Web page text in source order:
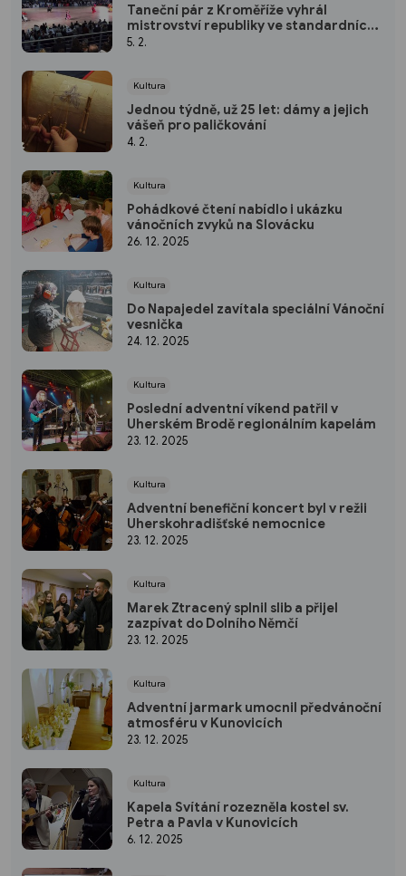
Taneční pár z Kroměříže vyhrál
mistrovství republiky ve standardních
tancích
5. 2.
Kultura
Jednou týdně, už 25 let: dámy a jejich
vášeň pro paličkování
4. 2.
Kultura
Pohádkové čtení nabídlo i ukázku
vánočních zvyků na Slovácku
26. 12. 2025
Kultura
Do Napajedel zavítala speciální Vánoční
vesnička
24. 12. 2025
Kultura
Poslední adventní víkend patřil v
Uherském Brodě regionálním kapelám
23. 12. 2025
Kultura
Adventní benefiční koncert byl v režii
Uherskohradišťské nemocnice
23. 12. 2025
Kultura
Marek Ztracený splnil slib a přijel
zazpívat do Dolního Němčí
23. 12. 2025
Kultura
Adventní jarmark umocnil předvánoční
atmosféru v Kunovicích
23. 12. 2025
Kultura
Kapela Svítání rozezněla kostel sv.
Petra a Pavla v Kunovicích
6. 12. 2025